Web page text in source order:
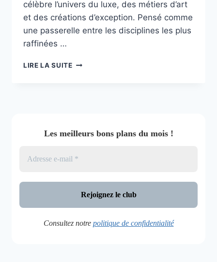
célèbre l’univers du luxe, des métiers d’art
et des créations d’exception. Pensé comme
une passerelle entre les disciplines les plus
raffinées …
LIRE LA SUITERENCONTRE
Les meilleurs bons plans du mois !
Consultez notre politique de confidentialité